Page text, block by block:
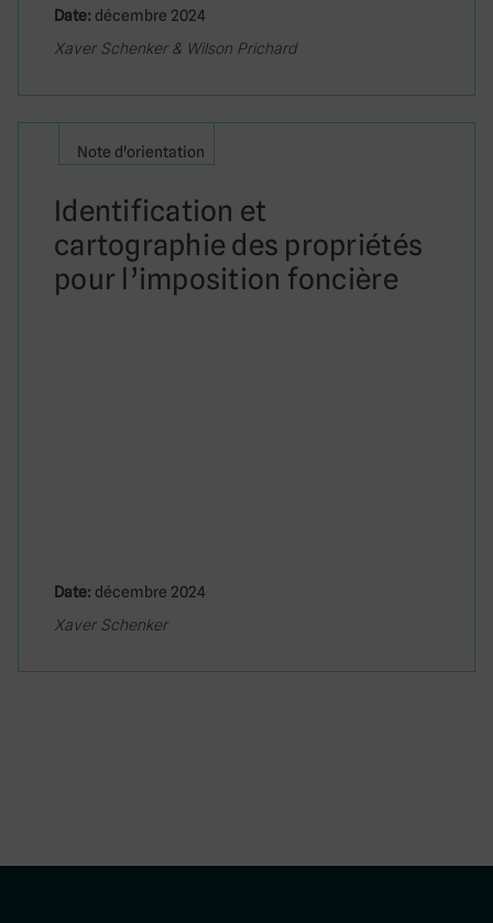
Date: décembre 2024
Xaver Schenker & Wilson Prichard
Note d'orientation
Identification et
cartographie des propriétés
pour l’imposition foncière
Date: décembre 2024
Xaver Schenker